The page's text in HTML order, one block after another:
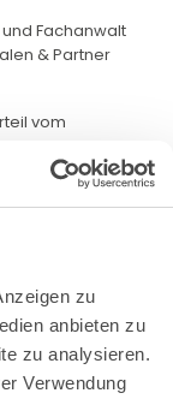
zu
anbieten zu
zu analysieren.
Verwendung
Fachanwalt
& Partner
vom